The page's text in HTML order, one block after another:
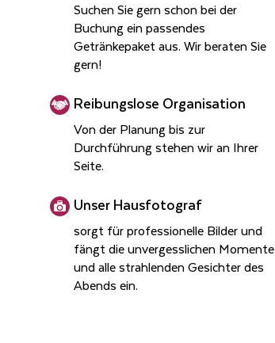
Suchen Sie gern schon bei der
Buchung ein passendes
Getränkepaket aus. Wir beraten Sie
gern!
Rei­bungs­lo­se Or­ga­ni­sa­ti­on
Von der Planung bis zur
Durchführung stehen wir an Ihrer
Seite.
Unser Haus­fo­to­graf
sorgt für professionelle Bilder und
fängt die unvergesslichen Momente
und alle strahlenden Gesichter des
Abends ein.